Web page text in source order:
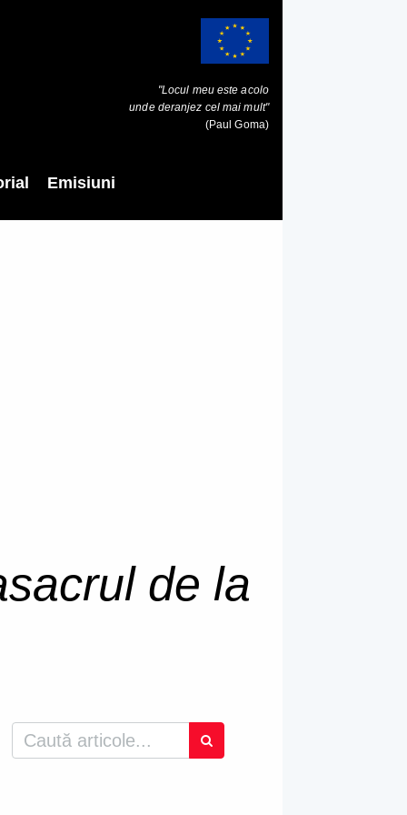
"Locul meu este acolo
unde deranjez cel mai mult"
(Paul Goma)
Emisiuni
de la